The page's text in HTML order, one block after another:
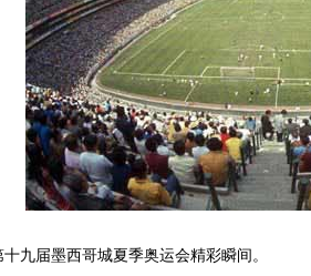
十九届墨西哥城夏季奥运会精彩瞬间。